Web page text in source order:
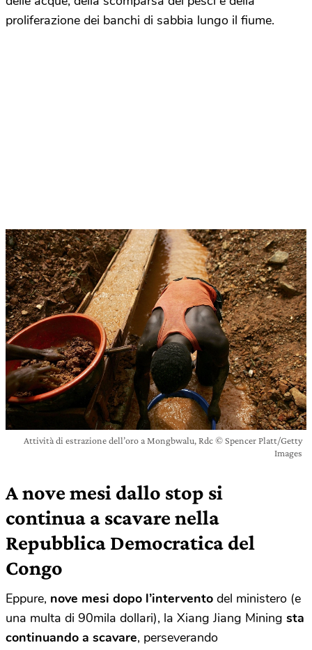
proliferazione dei banchi di sabbia lungo il fiume.
Attività di estrazione dell’oro a Mongbwalu, Rdc © Spencer Platt/Getty
Images
A nove mesi dallo stop si
continua a scavare nella
Repubblica Democratica del
Congo
Eppure, nove mesi dopo l’intervento del ministero (e
una multa di 90mila dollari), la Xiang Jiang Mining sta
continuando a scavare, perseverando